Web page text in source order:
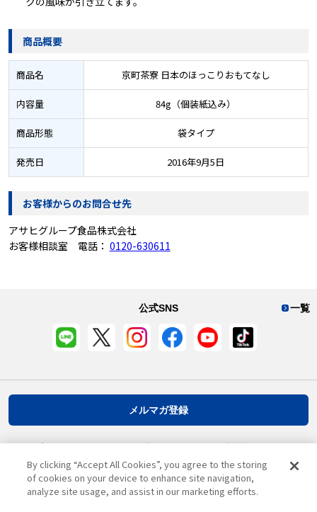
商品概要
商品名 京町茶寮 日本のほっこりおもてなし
内容量 84g（個装紙込み）
商品形態 袋タイプ
発売日 2016年9月5日
お客様からのお問合せ先
アサヒグループ食品株式会社
お客様相談室 電話： 0120-630611
一覧
公式SNS
メルマガ登録
By clicking “Accept All Cookies”, you agree to the storing
of cookies on your device to enhance site navigation,
analyze site usage, and assist in our marketing efforts.